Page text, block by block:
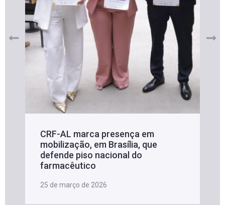
CRF-AL marca presença em
mobilização, em Brasília, que
defende piso nacional do
farmacêutico
25 de março de 2026